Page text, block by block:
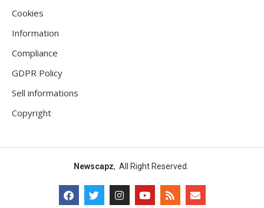
Cookies
Information
Compliance
GDPR Policy
Sell informations
Copyright
Newscapz, All Right Reserved.